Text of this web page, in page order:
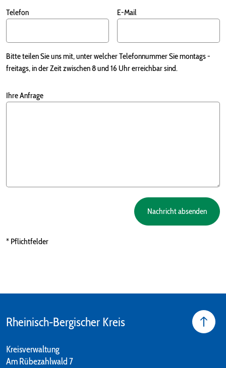
Telefon E-Mail
Bitte teilen Sie uns mit, unter welcher Telefonnummer Sie montags -
freitags, in der Zeit zwischen 8 und 16 Uhr erreichbar sind.
Ihre Anfrage
Nachricht absenden
* Pflichtfelder
Rheinisch-Bergischer Kreis
Kreisverwaltung
Am Rübezahlwald 7